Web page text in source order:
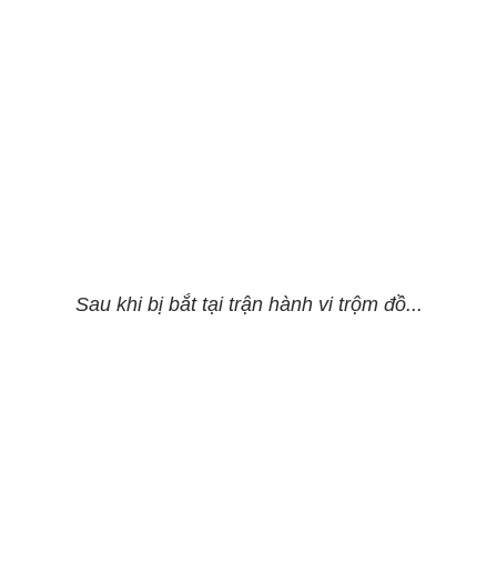
Sau khi bị bắt tại trận hành vi trộm đồ...